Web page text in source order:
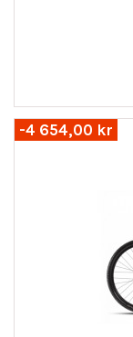
-4 654,00 kr